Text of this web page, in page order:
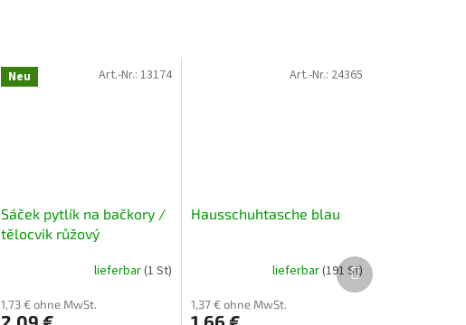
Neu
Sáček pytlík na bačkory /
tělocvik růžový
lieferbar(1 St)
1,73 € ohne MwSt.
Art.-Nr.:13174
Hausschuhtasche blau
lieferbar(191 St)
1,37 € ohne MwSt.
Art.-Nr.: 24365
Nächstes
Produkt